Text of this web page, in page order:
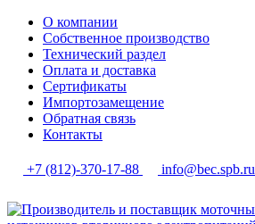
О компании
Собственное производство
Технический раздел
Оплата и доставка
Сертификаты
Импортозамещение
Обратная связь
Контакты
+7 (812)-370-17-88 info@bec.spb.ru